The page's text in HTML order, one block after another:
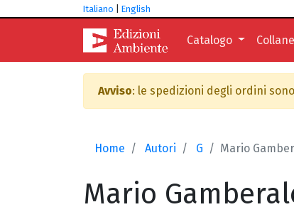
Italiano English
Catalogo Collane
Avviso: le spedizioni degli ordini
Home Autori G Mario
Mario